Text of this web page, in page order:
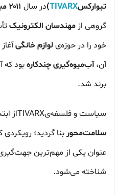
تیوارکسTIVARX
)در سال ۲۰۱۱ میلادی
گروهی از مهندسان الکترونیک
خود را در حوزه‌ی لوازم خانگی
آن،آب‌میوه‌گیری چندکارهبود که
برند شد.
سیاست و فلسفه‌یTIVARXاز ابتدا بر پایه‌ی
سلامت‌محوربنا گردید؛
عنوان یکی از مهم‌ترین
شناخته می‌شود.